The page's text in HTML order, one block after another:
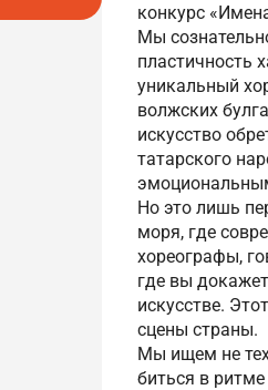
конкурс
Мы
пластичность
уникальный
волжских
искусство
татарского
Но это лишь
моря, где
хореографы,
где вы
искусстве.
сцены страны.
Мы ищем не
биться в